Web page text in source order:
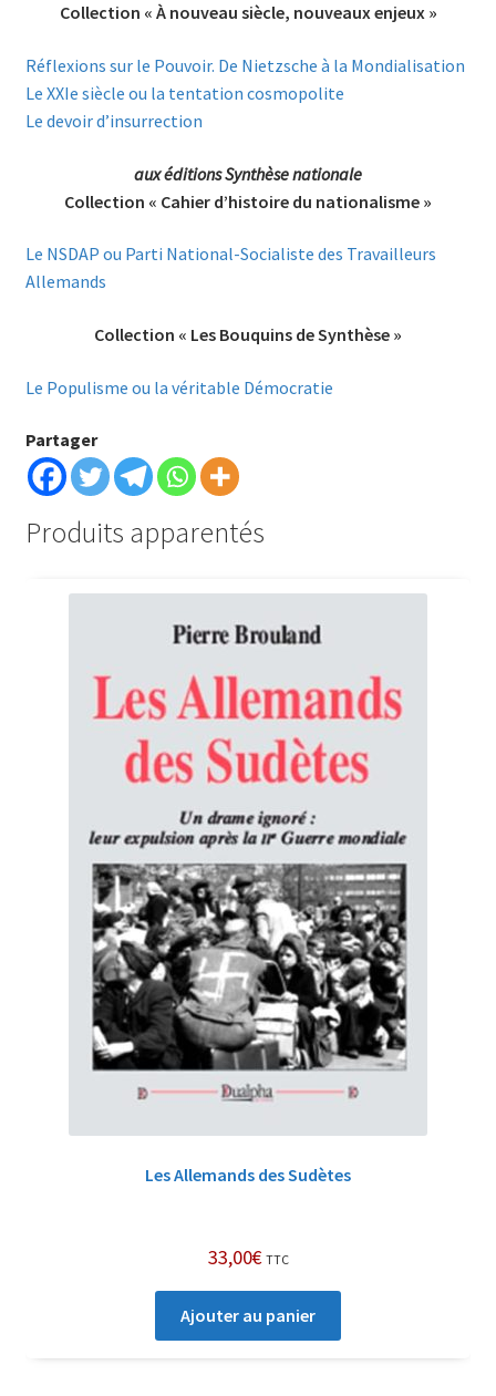
Collection « À nouveau siècle, nouveaux enjeux »
Réflexions sur le Pouvoir. De Nietzsche à la Mondialisation
Le XXIe siècle ou la tentation cosmopolite
Le devoir d’insurrection
aux éditions Synthèse nationale
Collection « Cahier d’histoire du nationalisme »
Le NSDAP ou Parti National-Socialiste des Travailleurs
Allemands
Collection « Les Bouquins de Synthèse »
Le Populisme ou la véritable Démocratie
Partager
Produits apparentés
Les Allemands des Sudètes
33,00€ TTC
Ajouter au panier